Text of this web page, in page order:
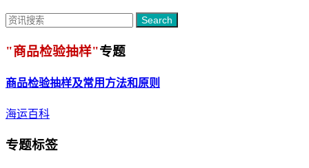
Search
"商品检验抽样"专题
商品检验抽样及常用方法和原则
海运百科
专题标签